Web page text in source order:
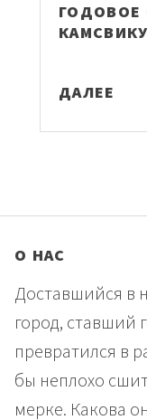
ГОДОВОЕ
ДАЛЕЕ
О НАС
Доставшийся в
город, ставший
превратился в
бы неплохо
мерке. Какова